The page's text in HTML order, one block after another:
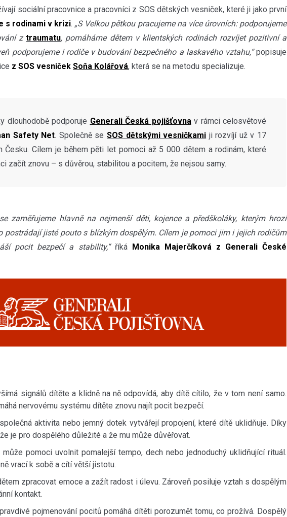
sociální pracovnice a pracovníci z SOS dětských vesniček, které ji jako první
s rodinami v krizi. „S Velkou pětkou pracujeme na více úrovních: podporujeme
ztraumatu, pomáháme dětem v klientských rodinách rozvíjet pozitivní a
podporujeme i rodiče v budování bezpečného a laskavého vztahu,“popisuje
z SOS vesniček Soňa Kolářová, která se na metodu specializuje.
dlouhodobě podporuje Generali Česká pojišťovna v rámci celosvětové
Safety Net. Společně seSOS dětskými vesničkami ji rozvíjí už v 17
Česku. Cílem je během pěti let pomoci až 5 000 dětem a rodinám, které
začít znovu – s důvěrou, stabilitou a pocitem, že nejsou samy.
zaměřujeme hlavně na nejmenší děti, kojence a předškoláky, kterým hrozí
postrádají jisté pouto s blízkým dospělým. Cílem je pomoci jim i jejich rodičům
pocit bezpečí a stability,“ říká Monika Majerčíková z Generali České
signálů dítěte a klidně na ně odpovídá, aby dítě cítilo, že v tom není samo.
nervovému systému dítěte znovu najít pocit bezpečí.
aktivita nebo jemný dotek vytvářejí propojení, které dítě uklidňuje. Díky
je pro dospělého důležité a že mu může důvěřovat.
pomoci uvolnit pomalejší tempo, dech nebo jednoduchý uklidňující rituál.
vrací k sobě a cítí větší jistotu.
zpracovat emoce a zažít radost i úlevu. Zároveň posiluje vztah s dospělým
kontakt.
pojmenování pocitů pomáhá dítěti porozumět tomu, co prožívá. Dospělý